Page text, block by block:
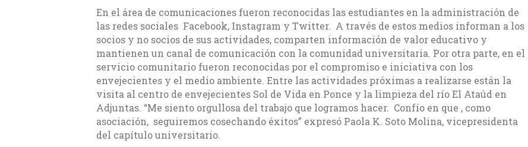
En el área de comunicaciones fueron reconocidas las estudiantes en la administración de
las redes sociales Facebook, Instagram y Twitter. A través de estos medios informan a los
socios y no socios de sus actividades, comparten información de valor educativo y
mantienen un canal de comunicación con la comunidad universitaria. Por otra parte, en el
servicio comunitario fueron reconocidas por el compromiso e iniciativa con los
envejecientes y el medio ambiente. Entre las actividades próximas a realizarse están la
visita al centro de envejecientes Sol de Vida en Ponce y la limpieza del río El Ataúd en
Adjuntas. “Me siento orgullosa del trabajo que logramos hacer. Confío en que , como
asociación, seguiremos cosechando éxitos” expresó Paola K. Soto Molina, vicepresidenta
del capítulo universitario.